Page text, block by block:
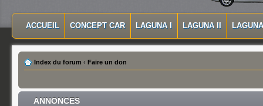
MENU PRINCIPAL
ACCUEIL CONCEPT CAR LAGUNA I LAGUNA II
Index du forum ‹ Faire un don
ANNONCES